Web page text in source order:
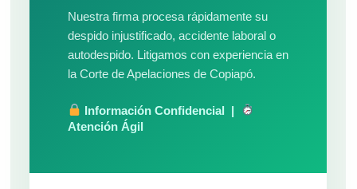
Nuestra firma procesa rápidamente su
despido injustificado, accidente laboral o
autodespido. Litigamos con experiencia en
la Corte de Apelaciones de Copiapó.
Información Confidencial |
Atención Ágil